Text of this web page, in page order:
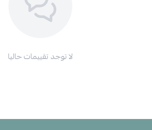
لا توجد تقييمات حاليا